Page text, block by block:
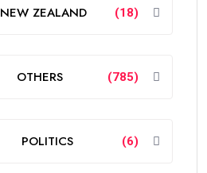
NEW ZEALAND (18)
OTHERS (785)
POLITICS (6)